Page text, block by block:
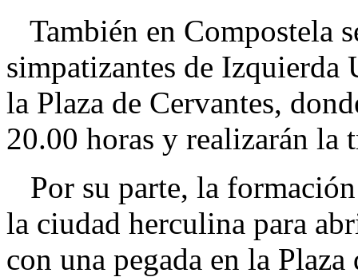
También en Compostela
simpatizantes de Izquierda
la Plaza de Cervantes,
20.00 horas y realizarán la
Por su parte, la
la ciudad herculina para
con una pegada en la